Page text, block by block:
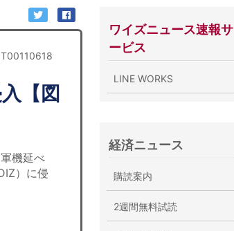
【図
機延べ
）に侵
ワイズニュース速報サ
ービス
LINE WORKS
経済ニュース
購読案内
2週間無料試読